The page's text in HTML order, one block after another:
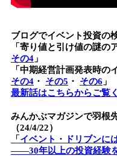
ブログでイベント投資の
「寄り値と引け値の謎の
その4 」
「中期経営計画発表時の
その4 ・ その5 ・ その6 」
最新話はこちらからご覧
みんかぶマガジンで羽根
（24/4/22）
「イベント・ドリブンに
――30年以上の投資経験